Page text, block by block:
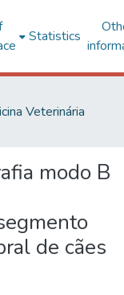
Statistics
Veterinária
modo B
de cães